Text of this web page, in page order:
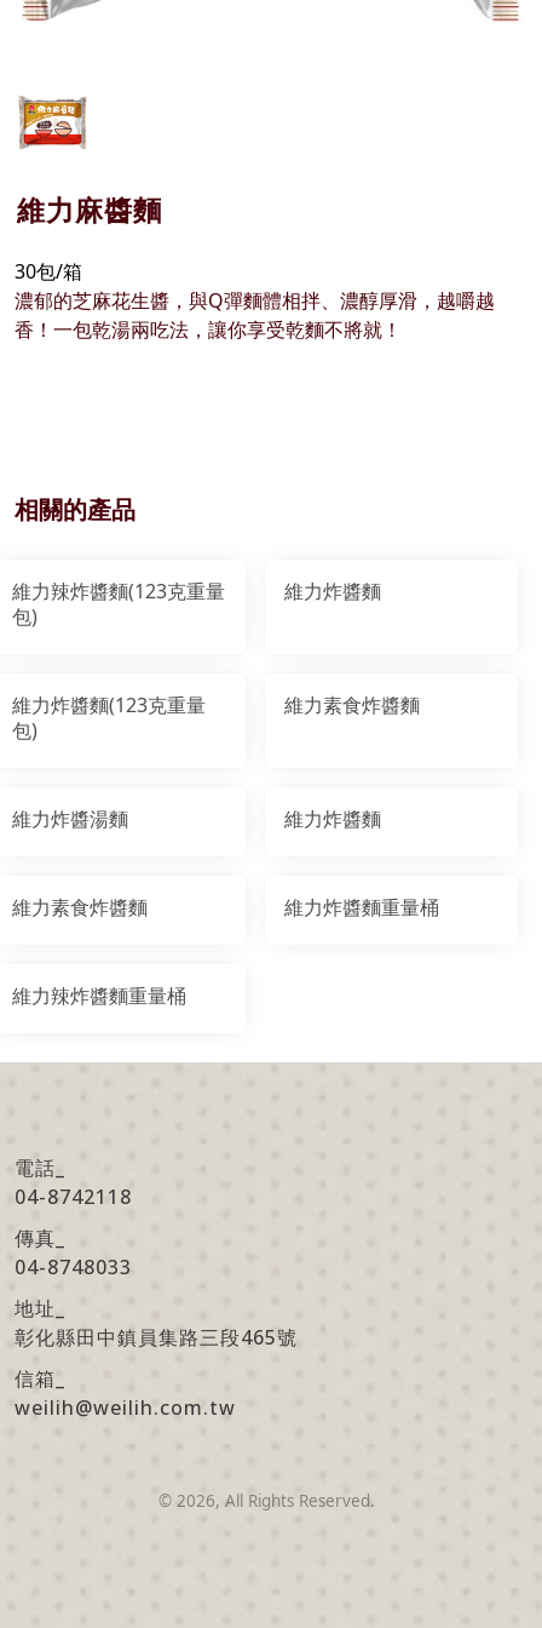
維力麻醬麵
30包/箱
濃郁的芝麻花生醬，與Q彈麵體相拌、濃醇厚滑，越嚼越
香！一包乾湯兩吃法，讓你享受乾麵不將就！
相關的產品
維力辣炸醬麵(123克重量
包)
維力炸醬麵
維力炸醬麵(123克重量
包)
維力素食炸醬麵
維力炸醬湯麵 維力炸醬麵
維力素食炸醬麵 維力炸醬麵重量桶
維力辣炸醬麵重量桶
電話_
04-8742118
傳真
04-8748033
地址_
彰化縣田中鎮員集路三段465號
信箱
weilih@weilih.com.tw
© 2026, All Rights Reserved.